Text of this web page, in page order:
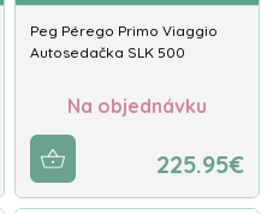
Peg Pérego Primo Viaggio
Autosedačka SLK 500
Na objednávku
225.95€